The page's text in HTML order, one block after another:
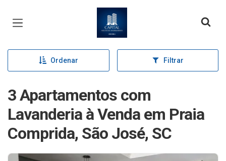
Página inicial
Ordenar Filtrar
3 Apartamentos com
Lavanderia à Venda em Praia
Comprida, São José, SC